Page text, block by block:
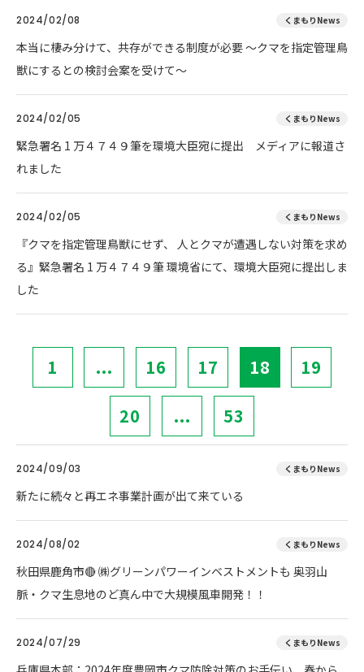
2024/02/08 くまもりNews
本当に棲み分けて、共存ができる制度が必要 ～クマを指定管理鳥
獣にするとの検討会案を受けて～
2024/02/05 くまもりNews
緊急署名 1 万４７４９筆を環境大臣宛に提出 メディアに報道さ
れました
2024/02/05 くまもりNews
『クマを指定管理鳥獣にせず、 人とクマが遭遇しない対策を求め
る』緊急署名 1 万４７４９筆 環境省にて、環境大臣宛に提出しま
した
1 ... 16 17 18 19
20 ... 53
2024/09/03 くまもりNews
新たに続々と再エネ事業計画が出て来ている
2024/08/02 くまもりNews
秋田県鹿角市🔴 ㈱グリーンパワーインベストメントも 奥羽山
脈・クマ生息地のど真ん中で大規模風車開発！！
2024/07/29 くまもりNews